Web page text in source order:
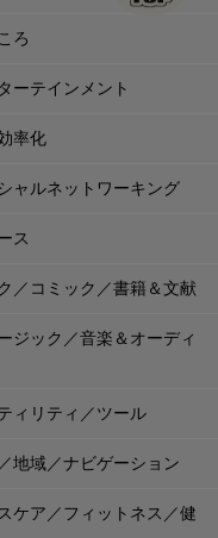
ろ
ーテインメント
率化
ャルネットワーキング
ス
／コミック／書籍＆文献
ジック／音楽＆オーディ
ィリティ／ツール
地域／ナビゲーション
ケア／フィットネス／健